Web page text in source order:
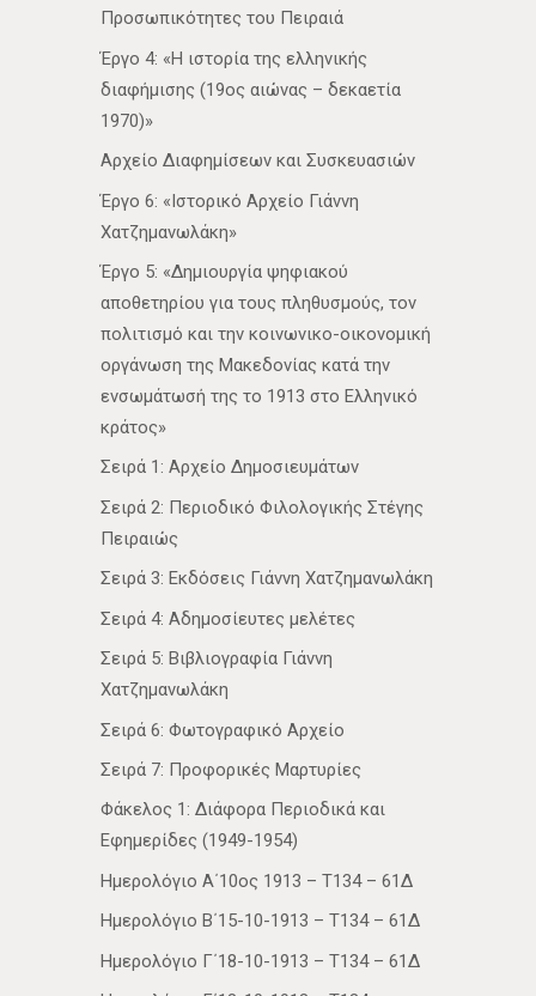
Προσωπικότητες του Πειραιά
Έργο 4: «Η ιστορία της ελληνικής
διαφήμισης (19ος αιώνας – δεκαετία
1970)»
Αρχείο Διαφημίσεων και Συσκευασιών
Έργο 6: «Ιστορικό Αρχείο Γιάννη
Χατζημανωλάκη»
Έργο 5: «Δημιουργία ψηφιακού
αποθετηρίου για τους πληθυσμούς, τον
πολιτισμό και την κοινωνικο-οικονομική
οργάνωση της Μακεδονίας κατά την
ενσωμάτωσή της το 1913 στο Ελληνικό
κράτος»
Σειρά 1: Αρχείο Δημοσιευμάτων
Σειρά 2: Περιοδικό Φιλολογικής Στέγης
Πειραιώς
Σειρά 3: Εκδόσεις Γιάννη Χατζημανωλάκη
Σειρά 4: Αδημοσίευτες μελέτες
Σειρά 5: Βιβλιογραφία Γιάννη
Χατζημανωλάκη
Σειρά 6: Φωτογραφικό Αρχείο
Σειρά 7: Προφορικές Μαρτυρίες
Φάκελος 1: Διάφορα Περιοδικά και
Εφημερίδες (1949-1954)
Ημερολόγιο Α΄10ος 1913 – Τ134 – 61Δ
Ημερολόγιο Β΄15-10-1913 – Τ134 – 61Δ
Ημερολόγιο Γ΄18-10-1913 – Τ134 – 61Δ